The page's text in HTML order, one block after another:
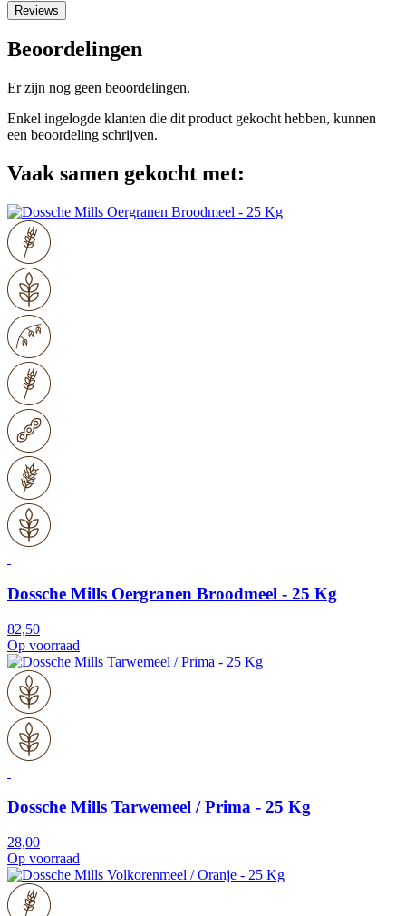
Reviews
Beoordelingen
Er zijn nog geen beoordelingen.
Enkel ingelogde klanten die dit product gekocht hebben, kunnen
een beoordeling schrijven.
Vaak samen gekocht met:
Dossche Mills Oergranen Broodmeel - 25 Kg
82,50
Op voorraad
Dossche Mills Tarwemeel / Prima - 25 Kg
28,00
Op voorraad